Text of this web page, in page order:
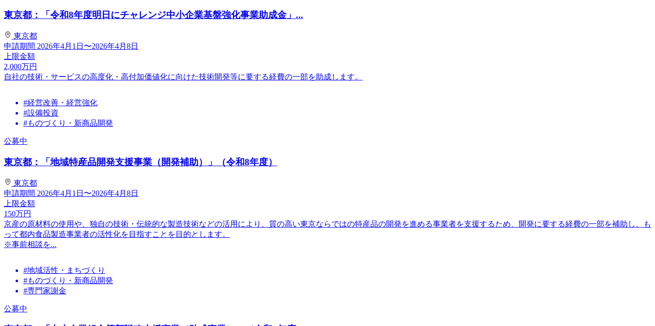
東京都：「令和8年度明日にチャレンジ中小企業基盤強化事業助成金」...
東京都
申請期間 2026年4月1日〜2026年4月8日
上限金額
2,000万円
自社の技術・サービスの高度化・高付加価値化に向けた技術開発等に要する経費の一部を助成します。
#経営改善・経営強化
#設備投資
#ものづくり・新商品開発
公募中
東京都：「地域特産品開発支援事業（開発補助）」（令和8年度）
東京都
申請期間 2026年4月1日〜2026年4月8日
上限金額
150万円
京産の原材料の使用や、独自の技術・伝統的な製造技術などの活用により、質の高い東京ならではの特産品の開発を進める事業者を支援するため、開発に要する経費の一部を補助し、も
って都内食品製造事業者の活性化を目指すことを目的とします。
※事前相談を...
#地域活性・まちづくり
#ものづくり・新商品開発
#専門家謝金
公募中